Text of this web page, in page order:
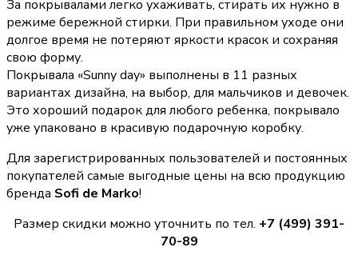
За покрывалами легко ухаживать, стирать их нужно в
режиме бережной стирки. При правильном уходе они
долгое время не потеряют яркости красок и сохраняя
свою форму.
Покрывала «Sunny day» выполнены в 11 разных
вариантах дизайна, на выбор, для мальчиков и девочек.
Это хороший подарок для любого ребенка, покрывало
уже упаковано в красивую подарочную коробку.
Для зарегистрированных пользователей и постоянных
покупателей самые выгодные цены на всю продукцию
бренда Sofi de Marko!
Размер скидки можно уточнить по тел. +7 (499) 391-
70-89